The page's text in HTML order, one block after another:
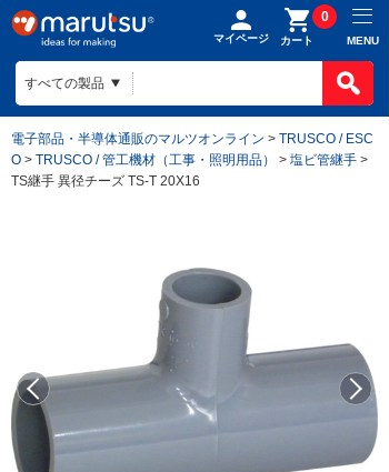
マイページ カート
0
MENU
電子部品・半導体通販のマルツオンライン > TRUSCO / ESC
O > TRUSCO / 管工機材（工事・照明用品） > 塩ビ管継手 >
TS継手 異径チーズ TS-T 20X16